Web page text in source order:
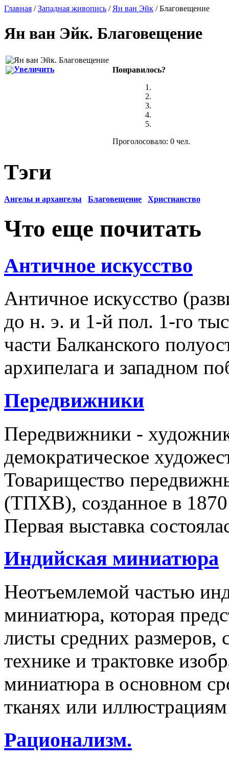
Главная /Западная живопись / Ян ван Эйк / Благовещение
Ян ван Эйк. Благовещение
Увеличить Понравилось?
Проголосовало: 0 чел.
Тэги
Ангелы и архангелы Благовещение Христианство
Что еще почитать
Античное искусство
Античное искусство
до н. э. и 1-й пол. 1-го
части Балканского
архипелага и западном
Передвижники
Передвижники -
демократическое
Toвapищecтвo
(ТПХВ), созданное в
Первая выставка
Индийская миниатюра
Неотъемлемой частью
миниатюра, которая
листы средних
технике и трактовке
миниатюра в основном
тканях или
Рационализм.